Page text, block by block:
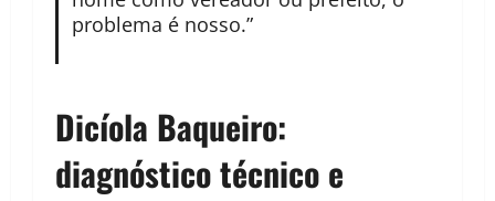
problema é nosso.”
Dicíola Baqueiro:
diagnóstico técnico e